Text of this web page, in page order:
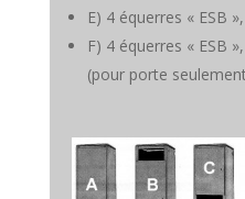
E) 4 équerres « ESB
F) 4 équerres « ESB
(pour porte